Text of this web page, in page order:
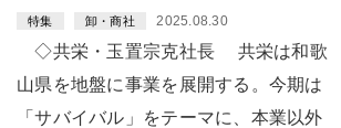
特集 卸・商社 2025.08.30
◇共栄・玉置宗克社長 共栄は和歌
山県を地盤に事業を展開する。今期は
「サバイバル」をテーマに、本業以外